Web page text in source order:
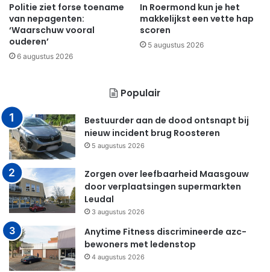
Politie ziet forse toename
van nepagenten:
‘Waarschuw vooral
ouderen’
6 augustus 2026
In Roermond kun je het
makkelijkst een vette hap
scoren
5 augustus 2026
Populair
Bestuurder aan de dood ontsnapt bij
nieuw incident brug Roosteren
5 augustus 2026
Zorgen over leefbaarheid Maasgouw
door verplaatsingen supermarkten
Leudal
3 augustus 2026
Anytime Fitness discrimineerde azc-
bewoners met ledenstop
4 augustus 2026